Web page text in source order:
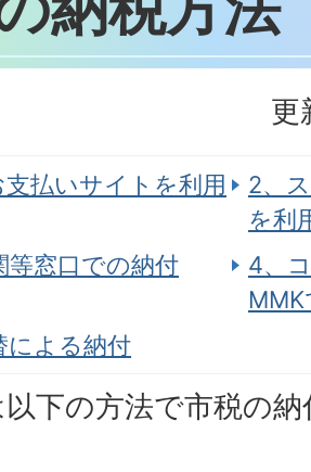
更
支払いサイトを利用
2、
を利
等窓口での納付
4、
による納付
下の方法で市税の